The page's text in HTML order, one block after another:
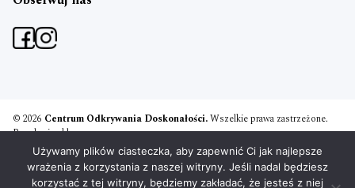
© 2026 Centrum Odkrywania Doskonałości.Wszelkie prawa zastrzeżone.
Regulamin sklepu
Polityka prywatności
Umowa szkoleniowa
Projekt i realizacja:PM Boxing Studio
Używamy plików ciasteczka, aby zapewnić Ci jak najlepsze
wrażenia z korzystania z naszej witryny. Jeśli nadal będziesz
korzystać z tej witryny, będziemy zakładać, że jesteś z niej